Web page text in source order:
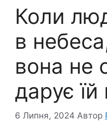
Коли
в
вона не
дарує їй
6 Липня, 2024 Автор